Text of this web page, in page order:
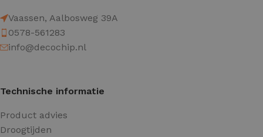
Vaassen, Aalbosweg 39A
0578-561283
info@decochip.nl
Technische informatie
Product advies
Droogtijden